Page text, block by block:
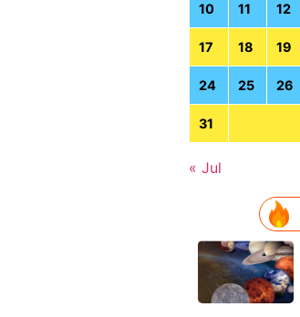
10 11 12
17 18 19
24 25 26
31
« Jul